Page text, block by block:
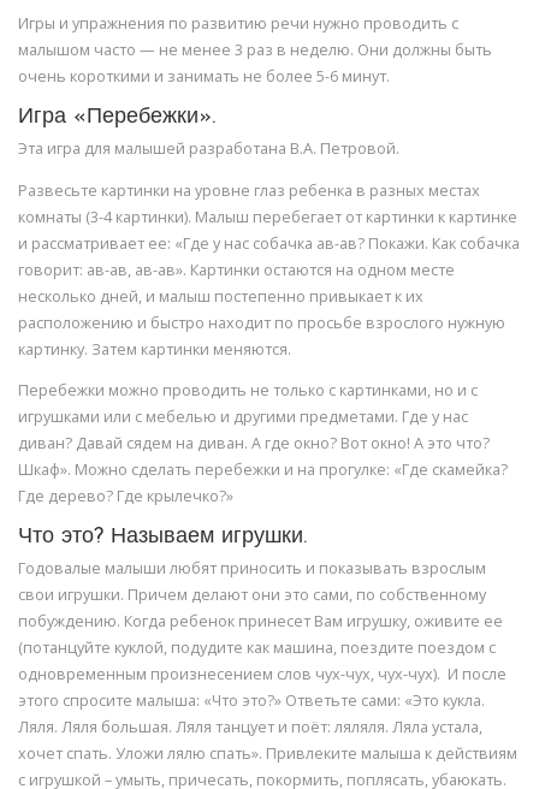
Игры и упражнения по развитию речи нужно проводить с
малышом часто — не менее 3 раз в неделю. Они должны быть
очень короткими и занимать не более 5-6 минут.
Игра «Перебежки».
Эта игра для малышей разработана В.А. Петровой.
Развесьте картинки на уровне глаз ребенка в разных местах
комнаты (3-4 картинки). Малыш перебегает от картинки к картинке
и рассматривает ее: «Где у нас собачка ав-ав? Покажи. Как собачка
говорит: ав-ав, ав-ав». Картинки остаются на одном месте
несколько дней, и малыш постепенно привыкает к их
расположению и быстро находит по просьбе взрослого нужную
картинку. Затем картинки меняются.
Перебежки можно проводить не только с картинками, но и с
игрушками или с мебелью и другими предметами. Где у нас
диван? Давай сядем на диван. А где окно? Вот окно! А это что?
Шкаф». Можно сделать перебежки и на прогулке: «Где скамейка?
Где дерево? Где крылечко?»
Что это? Называем игрушки.
Годовалые малыши любят приносить и показывать взрослым
свои игрушки. Причем делают они это сами, по собственному
побуждению. Когда ребенок принесет Вам игрушку, оживите ее
(потанцуйте куклой, подудите как машина, поездите поездом с
одновременным произнесением слов чух-чух, чух-чух). И после
этого спросите малыша: «Что это?» Ответьте сами: «Это кукла.
Ляля. Ляля большая. Ляля танцует и поёт: ляляля. Ляла устала,
хочет спать. Уложи лялю спать». Привлеките малыша к действиям
с игрушкой – умыть, причесать, покормить, поплясать, убаюкать.